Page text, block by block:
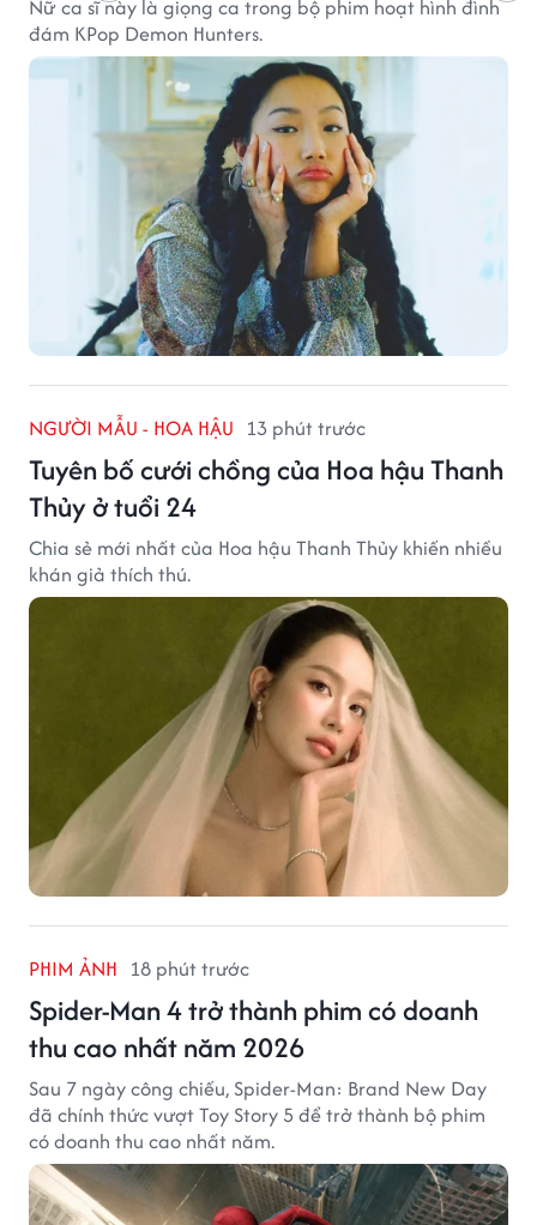
Nữ ca sĩ này là giọng ca trong bộ phim hoạt hình đình
đám KPop Demon Hunters.
NGƯỜI MẪU - HOA HẬU 13 phút trước
Tuyên bố cưới chồng của Hoa hậu Thanh
Thủy ở tuổi 24
Chia sẻ mới nhất của Hoa hậu Thanh Thủy khiến nhiều
khán giả thích thú.
PHIM ẢNH 18 phút trước
Spider-Man 4 trở thành phim có doanh
thu cao nhất năm 2026
Sau 7 ngày công chiếu, Spider-Man: Brand New Day
đã chính thức vượt Toy Story 5 để trở thành bộ phim
có doanh thu cao nhất năm.